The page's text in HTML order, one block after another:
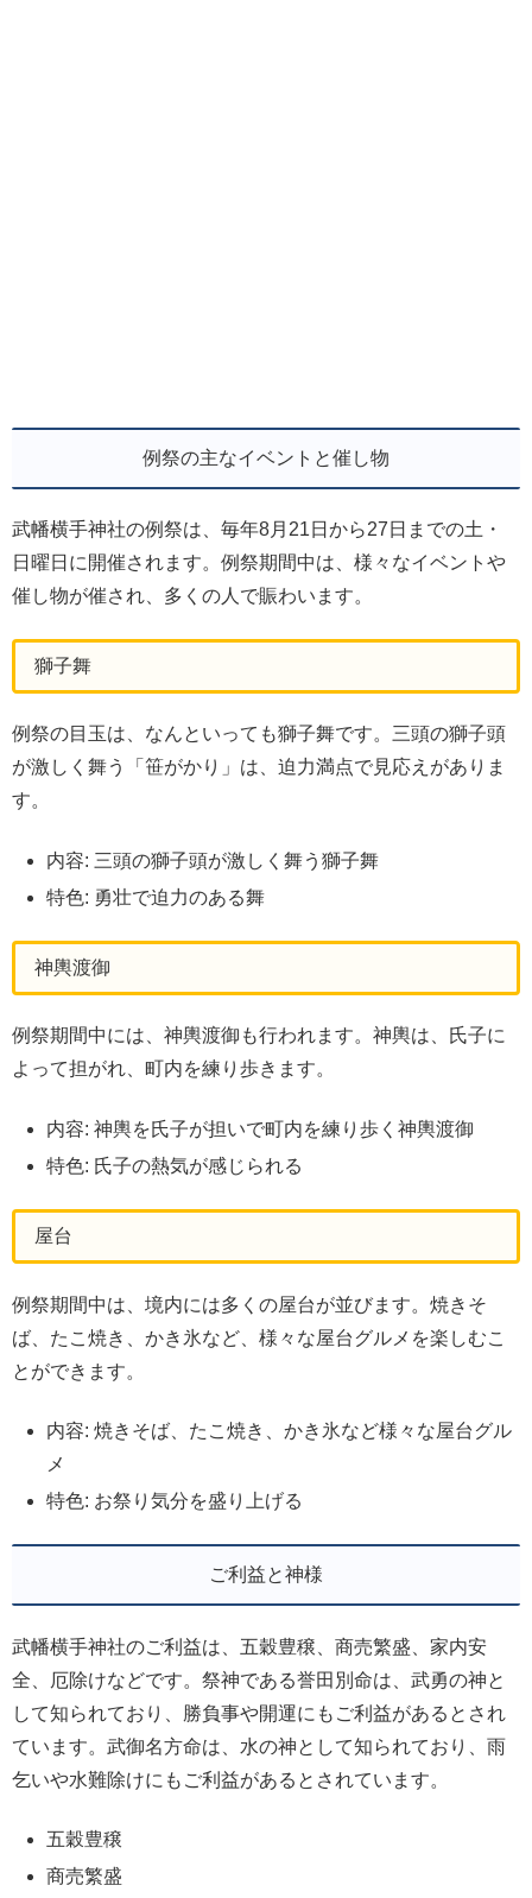
例祭の主なイベントと催し物
武幡横手神社の例祭は、毎年8月21日から27日までの土・
日曜日に開催されます。例祭期間中は、様々なイベントや
催し物が催され、多くの人で賑わいます。
獅子舞
例祭の目玉は、なんといっても獅子舞です。三頭の獅子頭
が激しく舞う「笹がかり」は、迫力満点で見応えがありま
す。
内容: 三頭の獅子頭が激しく舞う獅子舞
特色: 勇壮で迫力のある舞
神輿渡御
例祭期間中には、神輿渡御も行われます。神輿は、氏子に
よって担がれ、町内を練り歩きます。
内容: 神輿を氏子が担いで町内を練り歩く神輿渡御
特色: 氏子の熱気が感じられる
屋台
例祭期間中は、境内には多くの屋台が並びます。焼きそ
ば、たこ焼き、かき氷など、様々な屋台グルメを楽しむこ
とができます。
内容: 焼きそば、たこ焼き、かき氷など様々な屋台グル
メ
特色: お祭り気分を盛り上げる
ご利益と神様
武幡横手神社のご利益は、五穀豊穣、商売繁盛、家内安
全、厄除けなどです。祭神である誉田別命は、武勇の神と
して知られており、勝負事や開運にもご利益があるとされ
ています。武御名方命は、水の神として知られており、雨
乞いや水難除けにもご利益があるとされています。
五穀豊穣
商売繁盛